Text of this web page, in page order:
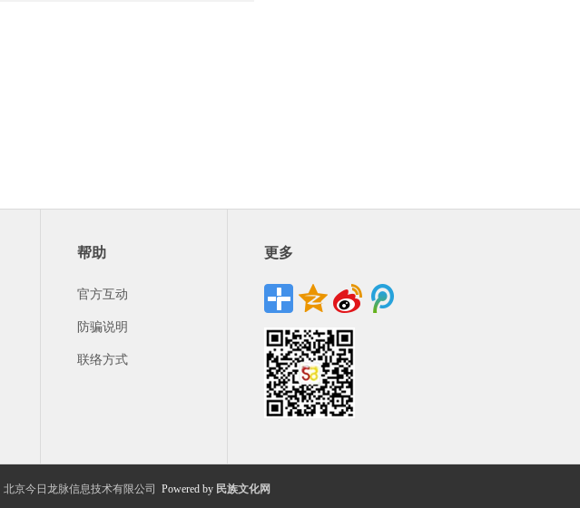
帮助
官方互动
防骗说明
联络方式
更多
北京今日龙脉信息技术有限公司 Powered by 民族文化网